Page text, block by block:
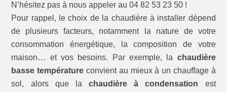
N’hésitez pas à nous appeler au 04 82 53 23 50 !
Pour rappel, le choix de la chaudière à installer dépend
de plusieurs facteurs, notamment la nature de votre
consommation énergétique, la composition de votre
maison… et vos besoins. Par exemple, la chaudière
basse température convient au mieux à un chauffage à
sol, alors que lachaudière à condensation est